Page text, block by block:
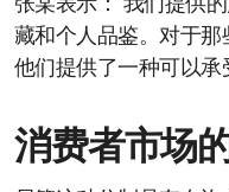
张某表示：“我们提供
藏和个人品鉴。对于
他们提供了一种可以承
消费者市场